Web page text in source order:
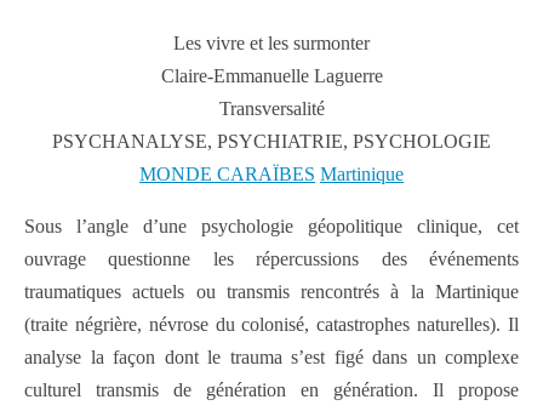
Les vivre et les surmonter
Claire-Emmanuelle Laguerre
Transversalité
PSYCHANALYSE, PSYCHIATRIE, PSYCHOLOGIE
MONDE CARAÏBES Martinique
Sous l’angle d’une psychologie géopolitique clinique, cet
ouvrage questionne les répercussions des événements
traumatiques actuels ou transmis rencontrés à la Martinique
(traite négrière, névrose du colonisé, catastrophes naturelles). Il
analyse la façon dont le trauma s’est figé dans un complexe
culturel transmis de génération en génération. Il propose